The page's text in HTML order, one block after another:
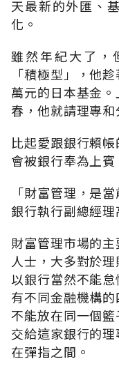
天最新的外匯、
化。
雖然年紀大了，
「積極型」，他
萬元的日本基金
春，他就請理專和
比起愛跟銀行賴
會被銀行奉為上賓
「財富管理，是
銀行執行副總經
財富管理市場的
人士，大多對於
以銀行當然不能
有不同金融機構
不能放在同一個
交給這家銀行的
在彈指之間。